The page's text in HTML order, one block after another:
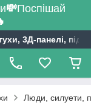
💸Поспішай
3Д-панелі,
Люди, силуети,